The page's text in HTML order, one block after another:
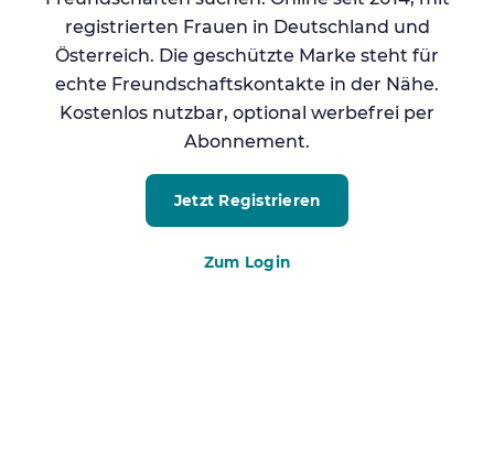
registrierten Frauen in Deutschland und
Österreich. Die geschützte Marke steht für
echte Freundschaftskontakte in der Nähe.
Kostenlos nutzbar, optional werbefrei per
Abonnement.
Jetzt Registrieren
Zum Login